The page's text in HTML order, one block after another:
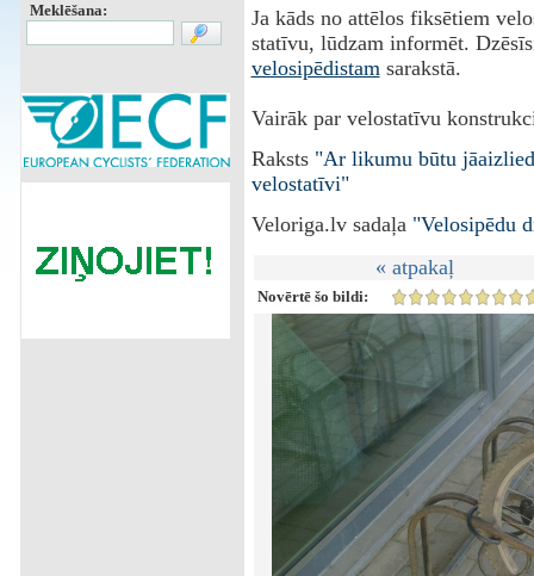
Meklēšana:
Ja kāds no attēlos fiksētiem
statīvu, lūdzam informēt.
velosipēdistam sarakstā.
Vairāk par velostatīvu
Raksts "Ar likumu būtu
velostatīvi"
Veloriga.lv sadaļa "Velosipēdu
« atpakaļ
Novērtē šo bildi: